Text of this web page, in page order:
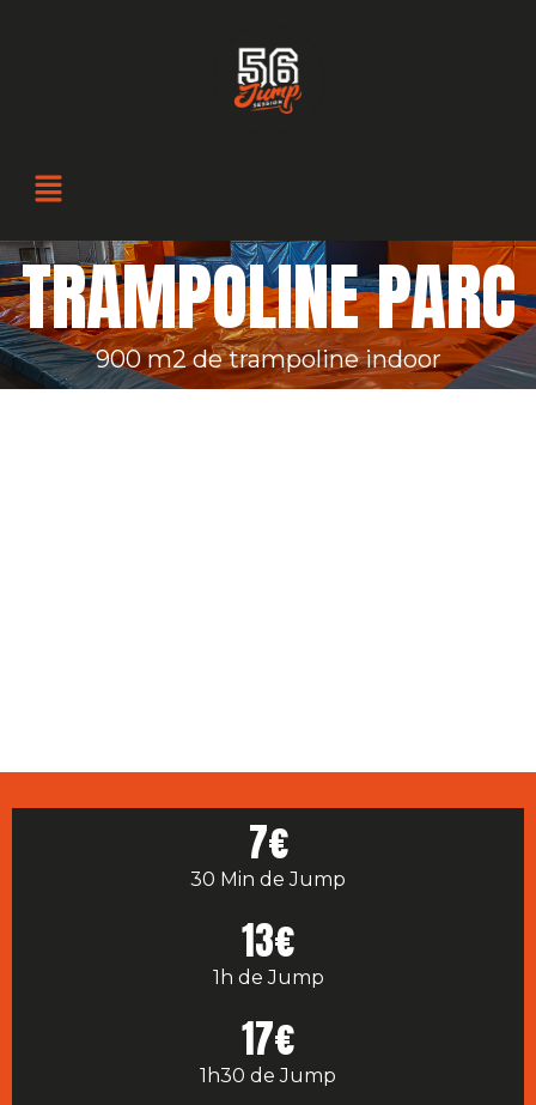
TRAMPOLINE PARC
900 m2 de trampoline indoor
7€
30 Min de Jump
13€
1h de Jump
17€
1h30 de Jump